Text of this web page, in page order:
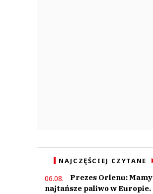
NAJCZĘŚCIEJ CZYTANE
06.08.
Prezes Orlenu: Mamy
najtańsze paliwo w Europie.